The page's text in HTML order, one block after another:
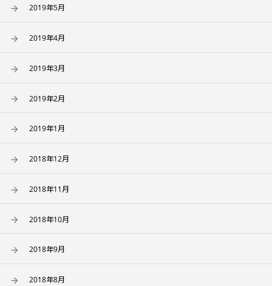
2019年5月
2019年4月
2019年3月
2019年2月
2019年1月
2018年12月
2018年11月
2018年10月
2018年9月
2018年8月